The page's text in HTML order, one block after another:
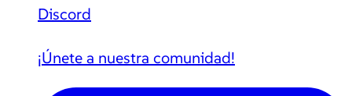
Discord
¡Únete a nuestra comunidad!